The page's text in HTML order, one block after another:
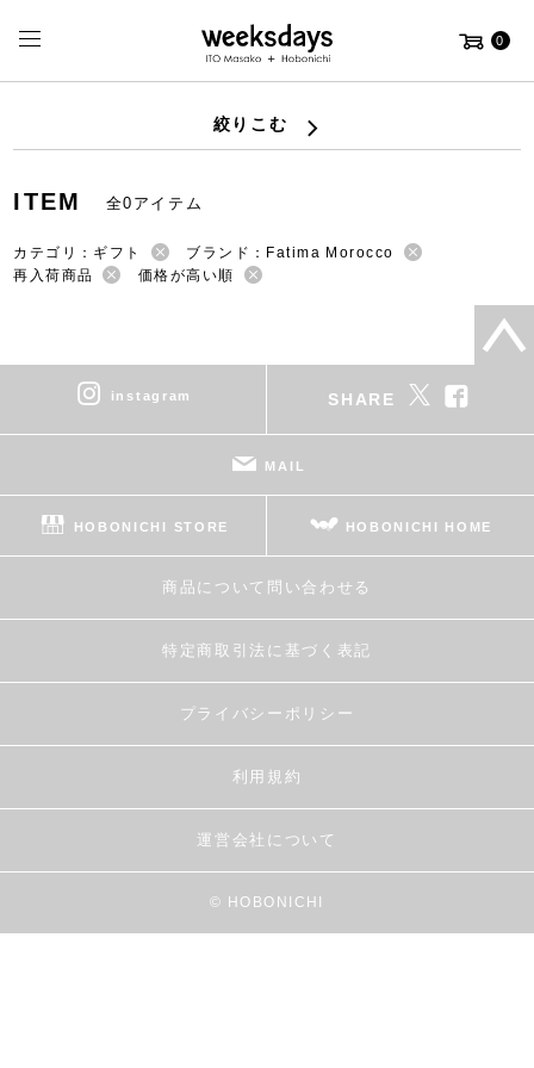
0
絞りこむ
ITEM 全0アイテム
カテゴリ：ギフト
ブランド：Fatima Morocco
再入荷商品
価格が高い順
instagram SHARE
MAIL
HOBONICHI STORE HOBONICHI HOME
商品について問い合わせる
特定商取引法に基づく表記
プライバシーポリシー
利用規約
運営会社について
© HOBONICHI